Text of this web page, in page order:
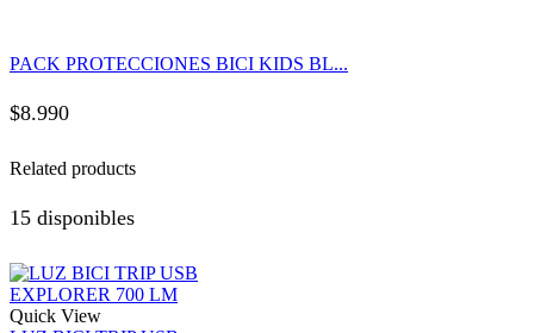
PACK PROTECCIONES BICI KIDS BL...
$8.990
Related products
15 disponibles
Quick View